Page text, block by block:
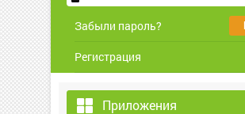
Забыли пароль?
Регистрация
Приложения